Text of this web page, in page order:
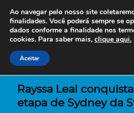
Rayssa Leal
etapa de Sydney da
Ao navegar pelo nosso site
finalidades. Você poderá sempre se
dados conforme a finalidade nos
cookies. Para saber mais, clique aqui.
Aceitar